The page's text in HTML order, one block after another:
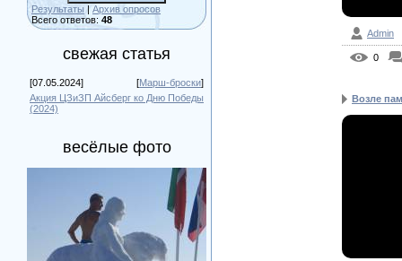
Результаты | Архив опросов
Всего ответов: 48
свежая статья
[07.05.2024] [Марш-броски]
Акция ЦЗиЗП Айсберг ко Дню Победы
(2024)
весёлые фото
Admin
0
Возле